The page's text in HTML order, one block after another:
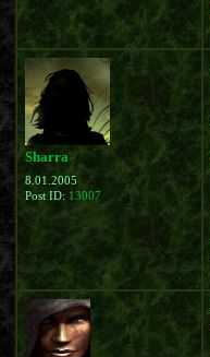
Sharra
8.01.2005
Post ID: 13007